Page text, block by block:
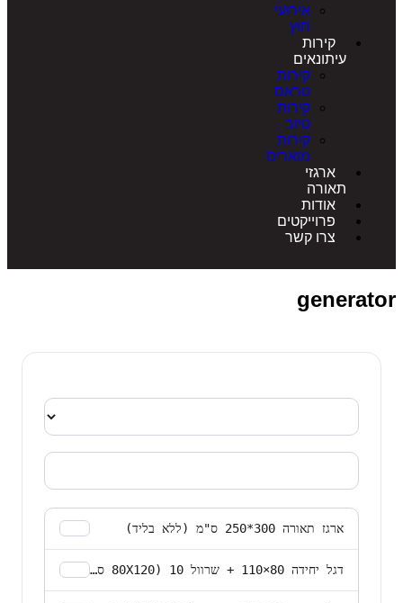
אירועי
קירות
עיתונאים
קירות
קירות
קירות
מוארים
ארגזי
תאורה
אודות
פרוייקטים
צרו קשר
ארגז תאורה 300*250 ס"מ (ללא בליד)
דגל יחידה 80×110 + שרוול 10 (80X120 סמ)